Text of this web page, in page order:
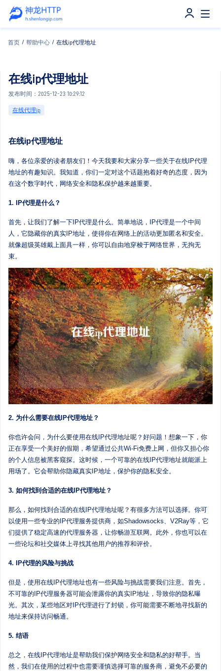
首页 / 帮助中心 / 在线ip代理地址
在线ip代理地址
发布时间：2025-12-23 10:29:12
在线代理ip
在线ip代理地址
嗨，各位亲爱的读者朋友们！今天我要和大家分享一些关于在线IP代理
地址的有趣知识。我知道，你们一定对这个话题抱着好奇的态度，因为
在这个数字时代，网络安全和隐私保护越来越重要。
1. IP代理是什么？
首先，让我们了解一下IP代理是什么。简单地说，IP代理是一个中间
人，它隐藏你的真实IP地址，使得你在网络上的活动更加匿名和安全。
就像超级英雄戴上面具一样，你可以自由地穿梭于网络世界，无拘无
束。
2. 为什么需要在线IP代理地址？
你也许会问，为什么要使用在线IP代理地址呢？好问题！想象一下，你
正在享受一个美好的假期，希望通过公共Wi-Fi免费上网，但你又担心你
的个人信息被黑客窥探。这时候，一个可靠的在线IP代理地址就能派上
用场了。它会帮助你隐藏真实IP地址，保护你的隐私安全。
3. 如何找到合适的在线IP代理地址？
那么，如何找到合适的在线IP代理地址呢？有很多方法可以选择。你可
以使用一些专业的IP代理服务提供商，如Shadowsocks、V2Ray等，它
们提供了稳定高速的代理服务器，让你畅游互联网。此外，你也可以在
一些论坛和社交媒体上寻找其他用户的推荐和评价。
4. IP代理的风险与挑战
但是，使用在线IP代理地址也有一些风险与挑战需要我们注意。首先，
不可靠的IP代理服务器可能会泄露你的真实IP地址，导致你的隐私曝
光。其次，某些地区对IP代理进行了封锁，你可能需要不断地寻找新的
地址来保持访问畅通。
5. 结语
总之，在线IP代理地址是帮助我们保护网络安全和隐私的好帮手。当
然，我们在使用的过程中也需要谨慎选择可靠的服务商，避免不必要的